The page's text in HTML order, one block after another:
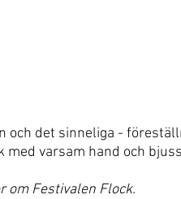
och det sinneliga -
med varsam hand och
om Festivalen Flock.